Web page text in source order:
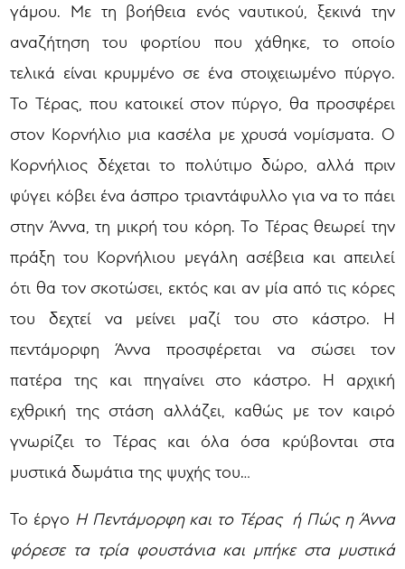
γάμου. Με τη βοήθεια ενός ναυτικού, ξεκινά την
αναζήτηση του φορτίου που χάθηκε, το οποίο
τελικά είναι κρυμμένο σε ένα στοιχειωμένο πύργο.
Το Τέρας, που κατοικεί στον πύργο, θα προσφέρει
στον Κορνήλιο μια κασέλα με χρυσά νομίσματα. Ο
Κορνήλιος δέχεται το πολύτιμο δώρο, αλλά πριν
φύγει κόβει ένα άσπρο τριαντάφυλλο για να το πάει
στην Άννα, τη μικρή του κόρη. Το Τέρας θεωρεί την
πράξη του Κορνήλιου μεγάλη ασέβεια και απειλεί
ότι θα τον σκοτώσει, εκτός και αν μία από τις κόρες
του δεχτεί να μείνει μαζί του στο κάστρο. Η
πεντάμορφη Άννα προσφέρεται να σώσει τον
πατέρα της και πηγαίνει στο κάστρο. Η αρχική
εχθρική της στάση αλλάζει, καθώς με τον καιρό
γνωρίζει το Τέρας και όλα όσα κρύβονται στα
μυστικά δωμάτια της ψυχής του…
Το έργο Η Πεντάμορφη και το Τέρας ή Πώς η Άννα
φόρεσε τα τρία φουστάνια και μπήκε στα μυστικά